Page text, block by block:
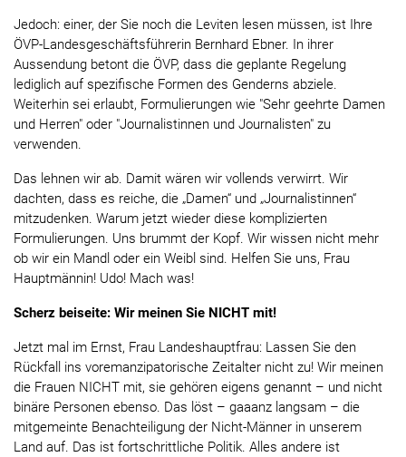
Jedoch: einer, der Sie noch die Leviten lesen müssen, ist Ihre
ÖVP-Landesgeschäftsführerin Bernhard Ebner. In ihrer
Aussendung betont die ÖVP, dass die geplante Regelung
lediglich auf spezifische Formen des Genderns abziele.
Weiterhin sei erlaubt, Formulierungen wie "Sehr geehrte Damen
und Herren" oder "Journalistinnen und Journalisten" zu
verwenden.
Das lehnen wir ab. Damit wären wir vollends verwirrt. Wir
dachten, dass es reiche, die „Damen“ und „Journalistinnen“
mitzudenken. Warum jetzt wieder diese komplizierten
Formulierungen. Uns brummt der Kopf. Wir wissen nicht mehr
ob wir ein Mandl oder ein Weibl sind. Helfen Sie uns, Frau
Hauptmännin! Udo! Mach was!
Scherz beiseite: Wir meinen Sie NICHT mit!
Jetzt mal im Ernst, Frau Landeshauptfrau: Lassen Sie den
Rückfall ins voremanzipatorische Zeitalter nicht zu! Wir meinen
die Frauen NICHT mit, sie gehören eigens genannt – und nicht
binäre Personen ebenso. Das löst – gaaanz langsam – die
mitgemeinte Benachteiligung der Nicht-Männer in unserem
Land auf. Das ist fortschrittliche Politik. Alles andere ist